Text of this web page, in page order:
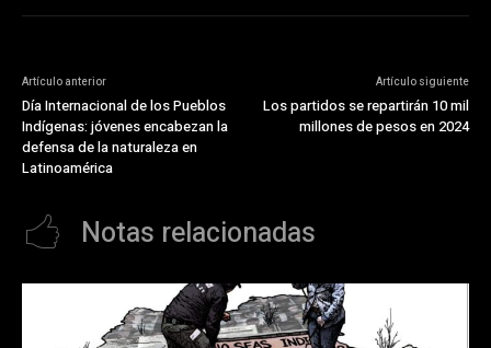
Artículo anterior
Día Internacional de los Pueblos
Indígenas: jóvenes encabezan la
defensa de la naturaleza en
Latinoamérica
Artículo siguiente
Los partidos se repartirán 10 mil
millones de pesos en 2024
Notas relacionadas